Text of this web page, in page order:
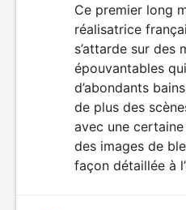
Ce premier long
réalisatrice
s’attarde sur des
épouvantables
d’abondants
de plus des
avec une
des images de
façon détaillée à